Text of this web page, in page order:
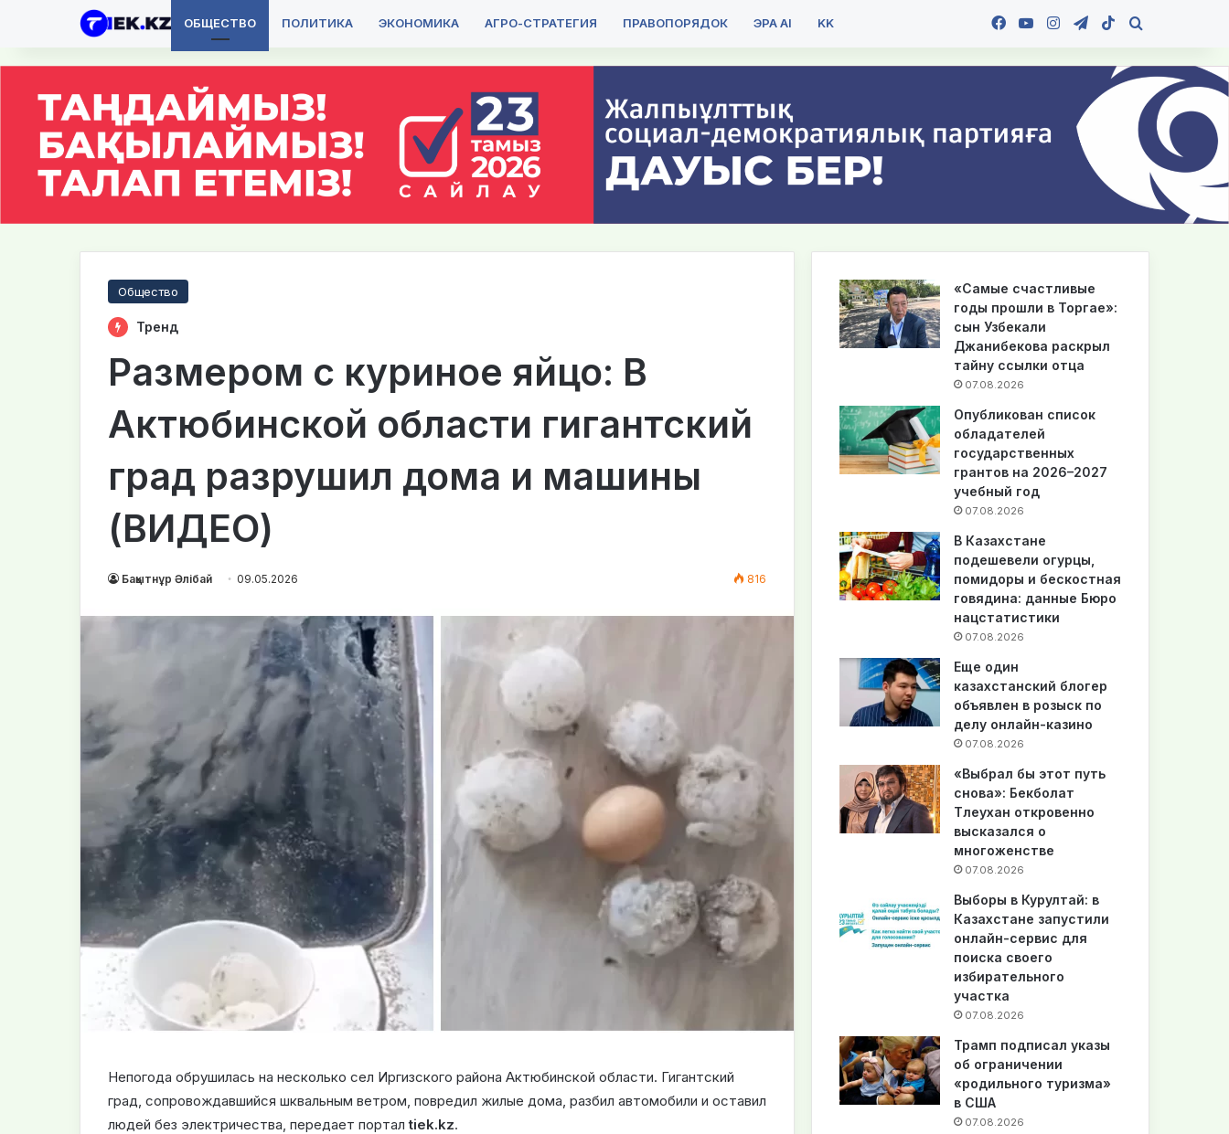
ОБЩЕСТВО ПОЛИТИКА ЭКОНОМИКА АГРО-СТРАТЕГИЯ ПРАВОПОРЯДОК ЭРА AI KK Facebook
YouTubeInstagramTelegram
TikTok
Общество
Тренд
Размером с куриное яйцо: В
Актюбинской области гигантский
град разрушил дома и машины
(ВИДЕО)
Бақытнұр Әлібай 09.05.2026 816
Непогода обрушилась на несколько сел Иргизского района Актюбинской области. Гигантский
град, сопровождавшийся шквальным ветром, повредил жилые дома, разбил автомобили и оставил
людей без электричества, передает порталtiek.kz.
«Самые счастливые
годы прошли в Торгае»:
сын Узбекали
Джанибекова раскрыл
тайну ссылки отца
07.08.2026
Опубликован список
обладателей
государственных
грантов на 2026–2027
учебный год
07.08.2026
В Казахстане
подешевели огурцы,
помидоры и бескостная
говядина: данные Бюро
нацстатистики
07.08.2026
Еще один
казахстанский блогер
объявлен в розыск по
делу онлайн-казино
07.08.2026
«Выбрал бы этот путь
снова»: Бекболат
Тлеухан откровенно
высказался о
многоженстве
07.08.2026
Выборы в Курултай: в
Казахстане запустили
онлайн-сервис для
поиска своего
избирательного
участка
07.08.2026
Трамп подписал указы
об ограничении
«родильного туризма»
в США
07.08.2026